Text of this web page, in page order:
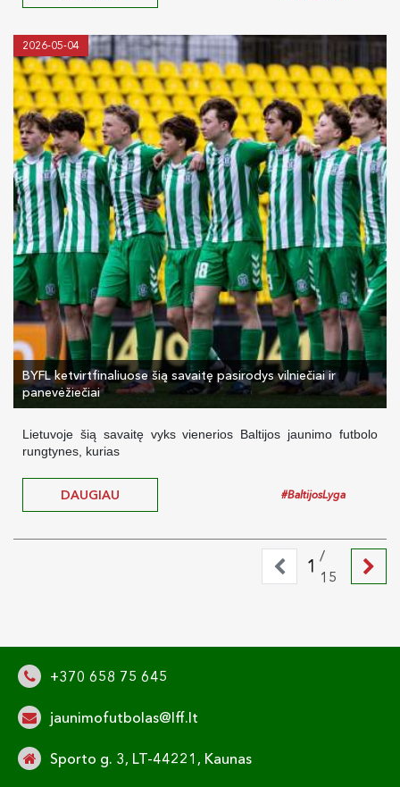
2026-05-04
BYFL ketvirtfinaliuose šią savaitę pasirodys vilniečiai ir
panevėžiečiai
Lietuvoje šią savaitę vyks vienerios Baltijos jaunimo futbolo
rungtynes, kurias
DAUGIAU #BaltijosLyga
1 /
15
+370 658 75 645
jaunimofutbolas@lff.lt
Sporto g. 3, LT-44221, Kaunas